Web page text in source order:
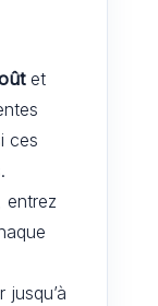
et
ces
, entrez
jusqu’à